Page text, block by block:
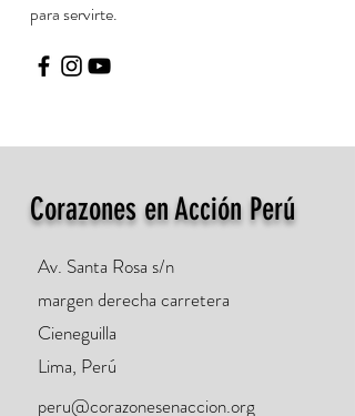
para servirte.
Corazones en Acción Perú
Av. Santa Rosa s/n
margen derecha carretera
Cieneguilla
Lima, Perú
peru@corazonesenaccion.org